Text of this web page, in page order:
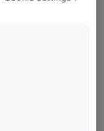
klanten. De
voor een
even koffie